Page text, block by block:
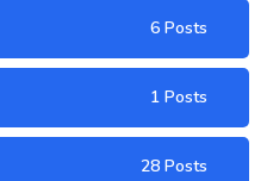
6 Posts
1 Posts
28 Posts